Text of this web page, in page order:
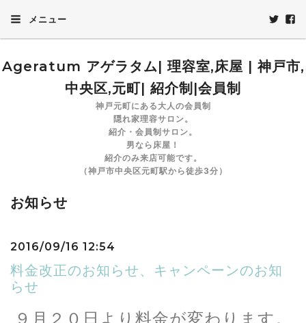
メニュー
Ageratum アゲラタム| 理容室,床屋 | 神戸市,
中央区,元町| 紹介制|会員制
神戸元町にある大人の会員制
隠れ家理容サロン。
紹介・会員制サロン。
男なら床屋！
紹介のみ来店可能です。
（神戸市中央区元町駅から徒歩3分）
お知らせ
2016/09/16 12:54
料金改正のお知らせ、キャンペーンのお知
らせ
９月２０日より料金が変わります。